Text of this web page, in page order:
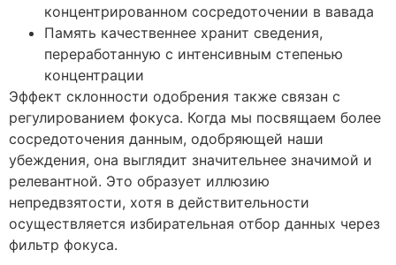
концентрированном сосредоточении в вавада
Память качественнее хранит сведения,
переработанную с интенсивным степенью
концентрации
Эффект склонности одобрения также связан с
регулированием фокуса. Когда мы посвящаем более
сосредоточения данным, одобряющей наши
убеждения, она выглядит значительнее значимой и
релевантной. Это образует иллюзию
непредвзятости, хотя в действительности
осуществляется избирательная отбор данных через
фильтр фокуса.